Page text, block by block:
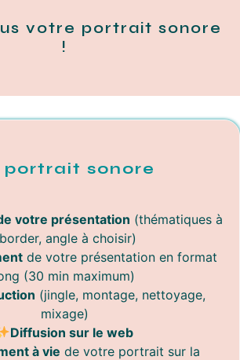
votre portrait sonore
!
portrait sonore
votre présentation (thématiques à
angle à choisir)
de votre présentation en format
(30 min maximum)
(jingle, montage, nettoyage,
mixage)
Diffusion sur le web
à vie de votre portrait sur la